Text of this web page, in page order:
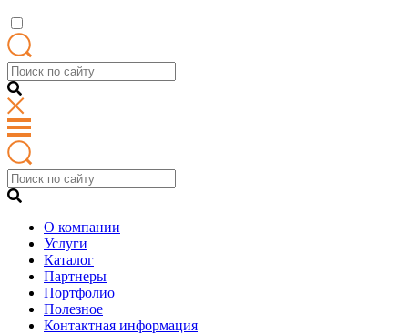
О компании
Услуги
Каталог
Партнеры
Портфолио
Полезное
Контактная информация